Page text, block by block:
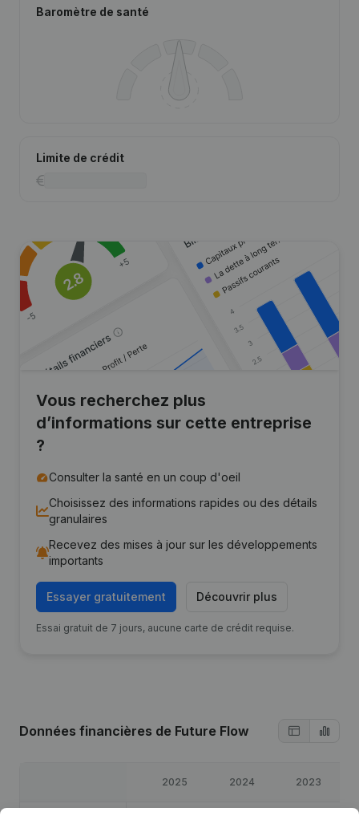
Baromètre de santé
Limite de crédit
Vous recherchez plus
d’informations sur cette entreprise
?
Consulter la santé en un coup d'oeil
Choisissez des informations rapides ou des détails
granulaires
Recevez des mises à jour sur les développements
importants
Essayer gratuitement Découvrir plus
Essai gratuit de 7 jours, aucune carte de crédit requise.
Données financières de Future Flow
2025 2024 2023